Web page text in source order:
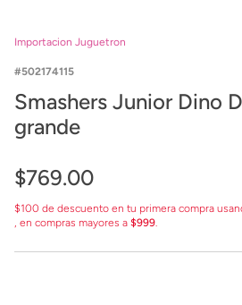
Importacion Juguetron
502174115
Smashers Junior Dino
grande
$769.00
$100 de descuento en tu primera compra
, en compras mayores a $999.